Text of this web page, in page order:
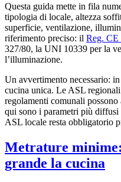
Questa guida mette in fila
tipologia di locale, altezza
superficie, ventilazione,
riferimento preciso: il Reg. CE
327/80, la UNI 10339 per la
l’illuminazione.
Un avvertimento necessario:
cucina unica. Le ASL
regolamenti comunali
qui sono i parametri più
ASL locale resta obbligatorio
Metrature minime:
grande la cucina